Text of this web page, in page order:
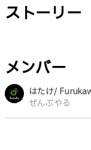
ストーリー
メンバー
はたけ/
ぜんぶやる